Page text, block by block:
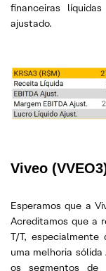
financeiras
ajustado.
Viveo
Esperamos que a
Acreditamos que a
T/T, especialmente
uma melhoria
os segmentos